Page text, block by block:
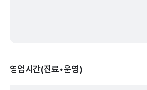
영업시간(진료•운영)